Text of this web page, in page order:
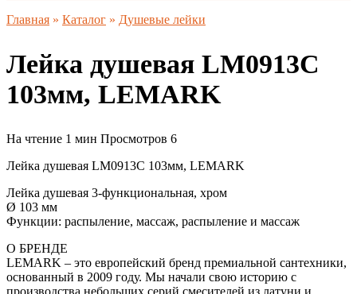
Главная » Каталог » Душевые лейки
Лейка душевая LM0913C
103мм, LEMARK
На чтение 1 мин Просмотров 6
Лейка душевая LM0913C 103мм, LEMARK
Лейка душевая 3-функциональная, хром
Ø 103 мм
Функции: распыление, массаж, распыление и массаж
О БРЕНДЕ
LEMARK – это европейский бренд премиальной сантехники,
основанный в 2009 году. Мы начали свою историю с
производства небольших серий смесителей из латуни и